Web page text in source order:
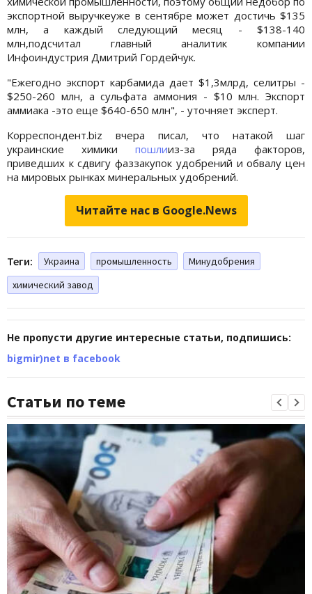
экспортной выручкеуже в сентябре может достичь $135
млн, а каждый следующий месяц - $138-140
млн,подсчитал главный аналитик компании
Инфоиндустрия Дмитрий Гордейчук.
"Ежегодно экспорт карбамида дает $1,3млрд, селитры -
$250-260 млн, а сульфата аммония - $10 млн. Экспорт
аммиака -это еще $640-650 млн", - уточняет эксперт.
Корреспондент.biz вчера писал, что натакой шаг
украинские химики пошлииз-за ряда факторов,
приведших к сдвигу фаззакупок удобрений и обвалу цен
на мировых рынках минеральных удобрений.
Читайте нас в Google.News
Теги: Украина промышленность
Минудобрения
химический завод
Не пропусти другие интересные статьи, подпишись:
bigmir)net в facebook
Статьи по теме